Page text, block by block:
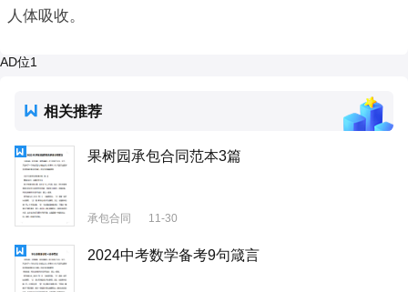
人体吸收。
AD位1
相关推荐
果树园承包合同范本3篇
承包合同 11-30
2024中考数学备考9句箴言